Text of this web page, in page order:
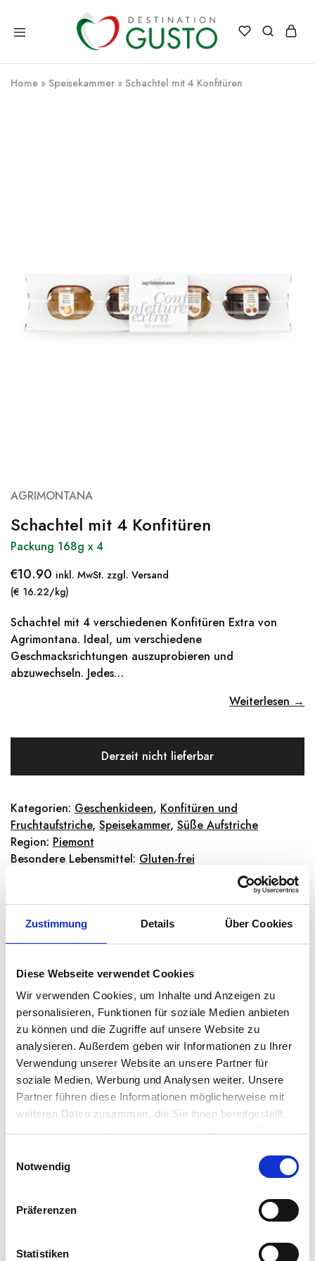
Zustimmung Details Über Cookies
Diese Webseite verwendet Cookies
Wir verwenden Cookies, um Inhalte und Anzeigen zu
personalisieren, Funktionen für soziale Medien anbieten
zu können und die Zugriffe auf unsere Website zu
analysieren. Außerdem geben wir Informationen zu Ihrer
Verwendung unserer Website an unsere Partner für
soziale Medien, Werbung und Analysen weiter. Unsere
Partner führen diese Informationen möglicherweise mit
weiteren Daten zusammen, die Sie ihnen bereitgestellt
Notwendig
Präferenzen
Statistiken
Destination
Gusto
Italienische
Exzellenz
–
100%
Home » Speisekammer » Schachtel mit 4 Konfitüren
AGRIMONTANA
Schachtel mit 4 Konfitüren
Packung 168g x 4
€10.90 inkl. MwSt. zzgl. Versand
(€ 16.22/kg)
Schachtel mit 4 verschiedenen Konfitüren Extra von
Agrimontana. Ideal, um verschiedene
Geschmacksrichtungen auszuprobieren und
abzuwechseln. Jedes…
Weiterlesen →
Derzeit nicht lieferbar
Kategorien: Geschenkideen, Konfitüren und
Fruchtaufstriche, Speisekammer, Süße Aufstriche
Region: Piemont
Besondere Lebensmittel: Gluten-frei
Share:
BESCHREIBUNG
STECKBRIEF
ZUSÄTZLICHE INFORMATIONEN
NÄHRWERTANGABEN